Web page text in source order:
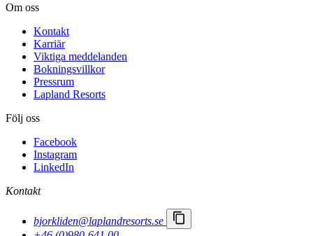
Om oss
Kontakt
Karriär
Viktiga meddelanden
Bokningsvillkor
Pressrum
Lapland Resorts
Följ oss
Facebook
Instagram
LinkedIn
Kontakt
bjorkliden@laplandresorts.se